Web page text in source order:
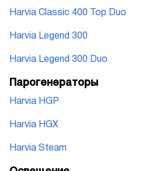
Harvia Classic 400 Top Duo
Harvia Legend 300
Harvia Legend 300 Duo
Парогенераторы
Harvia HGP
Harvia HGX
Harvia Steam